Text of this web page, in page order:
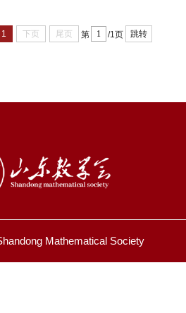
1 下页 尾页 第 /1页 跳转
Mathematical Society